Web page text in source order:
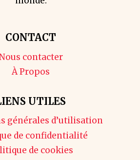
CONTACT
contacter
À Propos
UTILES
générales d’utilisation
de confidentialité
de cookies